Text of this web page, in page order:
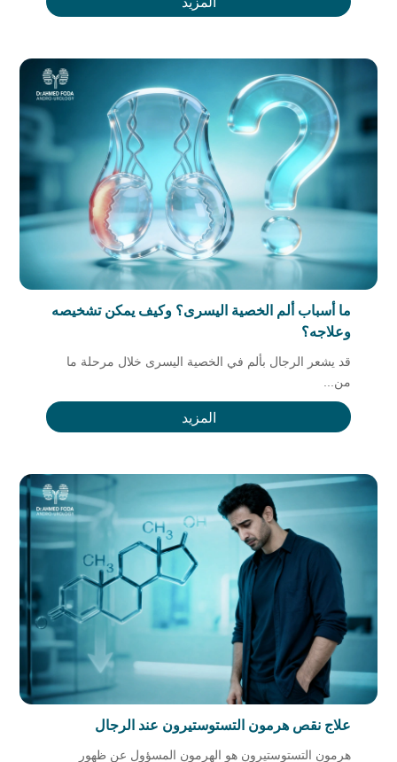
ما أسباب ألم الخصية اليسرى؟ وكيف يمكن تشخيصه
وعلاجه؟
قد يشعر الرجال بألم في الخصية اليسرى خلال مرحلة ما
من...
المزيد
علاج نقص هرمون التستوستيرون عند الرجال
هرمون التستوستيرون هو الهرمون المسؤول عن ظهور